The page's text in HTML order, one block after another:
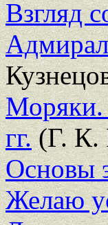
Взгляд
Моряки.
гг.(Г. К.
Основы
Желаю